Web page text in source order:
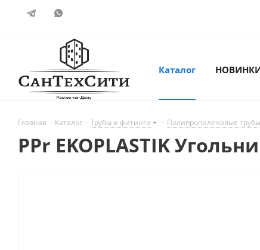
Каталог
Главная - Каталог - Трубы и фитинги - Полипропиленовые
PPr EKOPLASTIK